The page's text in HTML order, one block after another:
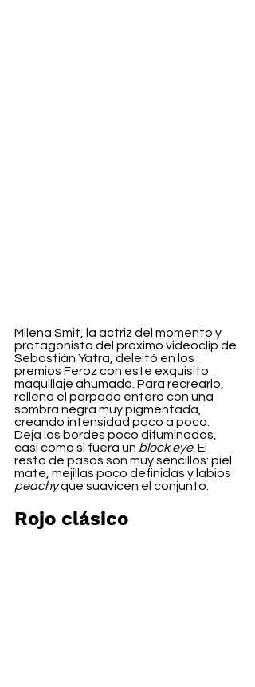
Milena Smit, la actriz del momento y
protagonista del próximo videoclip de
Sebastián Yatra, deleitó en los
premios Feroz con este exquisito
maquillaje ahumado. Para recrearlo,
rellena el párpado entero con una
sombra negra muy pigmentada,
creando intensidad poco a poco.
Deja los bordes poco difuminados,
casi como si fuera un block eye. El
resto de pasos son muy sencillos: piel
mate, mejillas poco definidas y labios
peachy que suavicen el conjunto.
Rojo clásico